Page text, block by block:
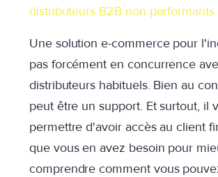
distributeurs B2B non performants
Une solution e-commerce pour
pas forcément en concurrence
distributeurs habituels. Bien au
peut être un support. Et surtout, il
permettre d'avoir accès au client
que vous en avez besoin pour
comprendre comment vous